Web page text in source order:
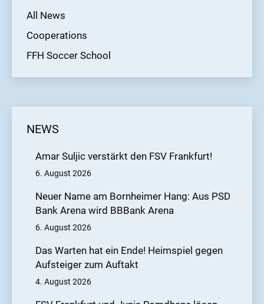
All News
Cooperations
FFH Soccer School
NEWS
Amar Suljic verstärkt den FSV Frankfurt!
6. August 2026
Neuer Name am Bornheimer Hang: Aus PSD
Bank Arena wird BBBank Arena
6. August 2026
Das Warten hat ein Ende! Heimspiel gegen
Aufsteiger zum Auftakt
4. August 2026